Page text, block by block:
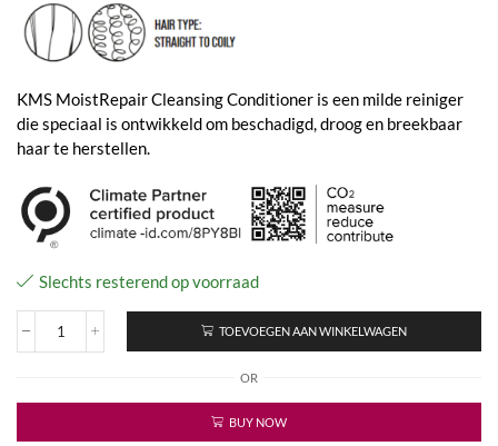
KMS MoistRepair Cleansing Conditioner is een milde reiniger
die speciaal is ontwikkeld om beschadigd, droog en breekbaar
haar te herstellen.
Slechts resterend op voorraad
Moist
Conditioner
TOEVOEGEN AAN WINKELWAGEN
OR
BUY NOW